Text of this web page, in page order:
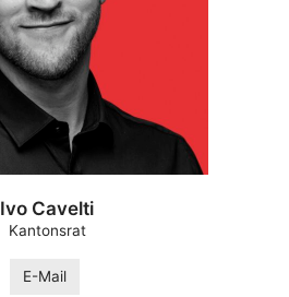
Ivo Cavelti
Kantonsrat
E-Mail